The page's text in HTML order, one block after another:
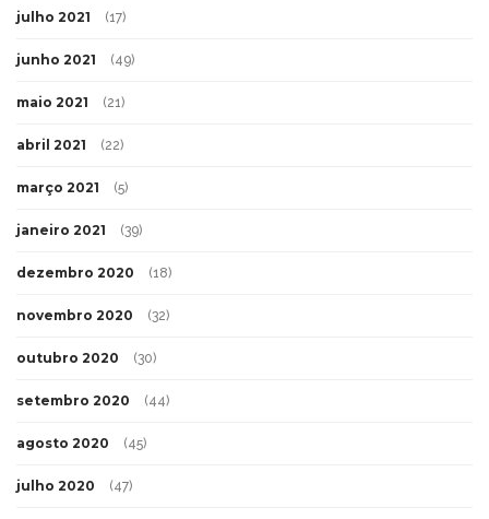
julho 2021 (17)
junho 2021 (49)
maio 2021 (21)
abril 2021 (22)
março 2021 (5)
janeiro 2021 (39)
dezembro 2020 (18)
novembro 2020 (32)
outubro 2020 (30)
setembro 2020 (44)
agosto 2020 (45)
julho 2020 (47)